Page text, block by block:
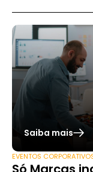
Saiba mais
EVENTOS